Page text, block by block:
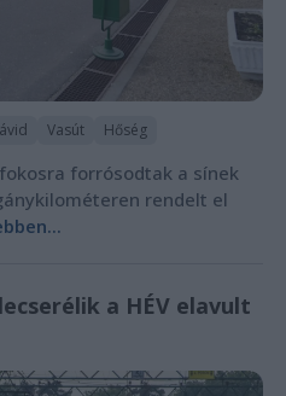
Vasút Hőség
forrósodtak a sínek
rendelt el
a HÉV elavult